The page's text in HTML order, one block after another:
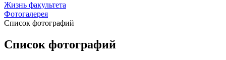
Жизнь факультета
Фотогалерея
Список фотографий
Список фотографий